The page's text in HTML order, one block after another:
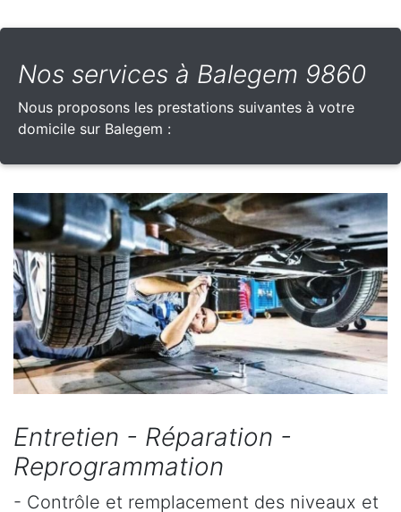
Nos services à Balegem 9860
Nous proposons les prestations suivantes à votre
domicile sur Balegem :
Entretien - Réparation -
Reprogrammation
- Contrôle et remplacement des niveaux et